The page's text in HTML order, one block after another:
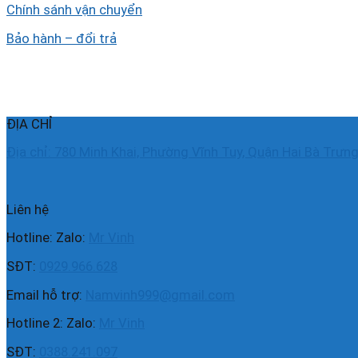
Chính sánh vận chuyển
Bảo hành – đổi trả
ĐỊA CHỈ
Liên hệ
Hotline: Zalo:
SĐT:
Email hỗ trợ:
Hotline 2: Zalo:
SĐT: